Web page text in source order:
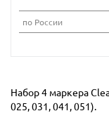
по России
Набор 4 маркера
025, 031, 041, 051).